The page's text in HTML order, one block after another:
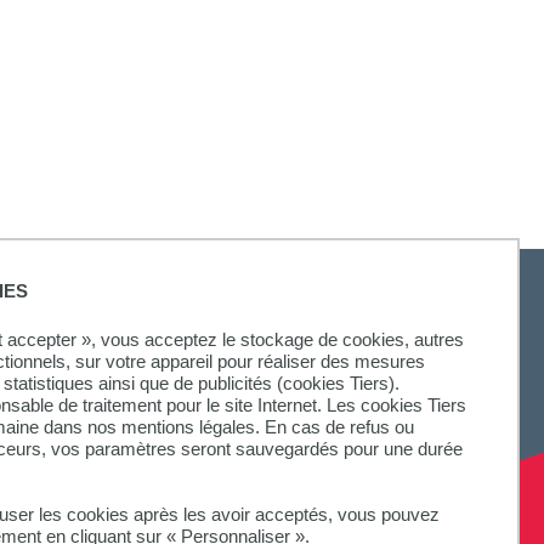
accepter », vous acceptez le stockage de cookies, autres
sur votre appareil pour réaliser des mesures
ainsi que de publicités (cookies Tiers).
de traitement pour le site Internet. Les cookies Tiers
dans nos mentions légales. En cas de refus ou
vos paramètres seront sauvegardés pour une durée
les cookies après les avoir acceptés, vous pouvez
en cliquant sur « Personnaliser ».